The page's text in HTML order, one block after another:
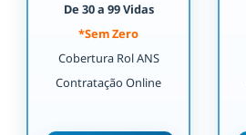
De 30 a 99 Vidas
*Sem Zero
Cobertura Rol ANS
Contratação Online